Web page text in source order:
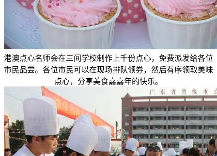
港澳点心名师会在三间学校制作上千份点心，免费派发给各位
市民品尝。各位市民可以在现场排队领券，然后有序领取美味
点心，分享美食嘉嘉年的快乐。